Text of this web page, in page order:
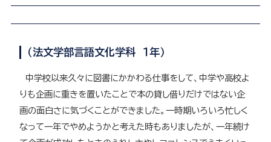
（法文学部言語文化学科 １年）
中学校以来久々に図書にかかわる仕事をして、中学や高校よ
りも企画に重きを置いたことで本の貸し借りだけではない企
画の面白さに気づくことができました。一時期いろいろ忙しく
なって一年でやめようかと考えた時もありましたが、一年続け